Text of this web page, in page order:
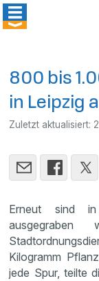
800 bis
in Leipzig
Zuletzt aktualisiert:
Erneut sind
Kilogramm
jede Spur, teilte